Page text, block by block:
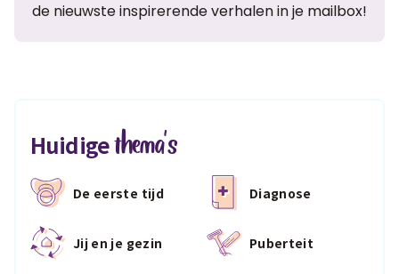
de nieuwste inspirerende verhalen in je mailbox!
Huidigethema's
De eerste tijd Diagnose
Jij en je gezin Puberteit